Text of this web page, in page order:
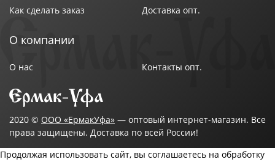
Как сделать заказ Доставка опт.
О компании
О нас Контакты опт.
2020 © ООО «ЕрмакУфа» — оптовый интернет-магазин. Все
права защищены. Доставка по всей России!
Продолжая использовать сайт, вы соглашаетесь на обработку